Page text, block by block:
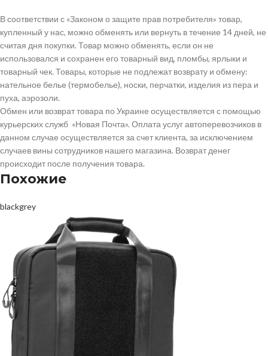
В соответствии с «Законом о защите прав потребителя» товар,
купленный у нас, можно обменять или вернуть в течение 14 дней, не
считая дня покупки. Товар можно обменять, если он не
использовался и сохранен его товарный вид, пломбы, ярлыки и
товарный чек. Товары, которые не подлежат возврату и обмену:
нательное белье (термобелье), носки, перчатки, изделия из пера и
пуха, аэрозоли.
Обмен или возврат товара по Украине осуществляется с помощью
курьерских служб «Новая Почта». Оплата услуг автоперевозчиков в
данном случае осуществляется за счет клиента, за исключением
случаев вины сотрудников нашего магазина. Возврат денег
происходит после получения товара.
Похожие
blackgrey